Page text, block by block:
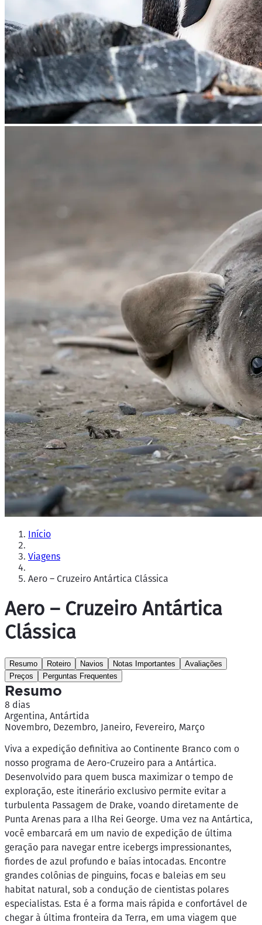
Início
Viagens
Aero – Cruzeiro Antártica Clássica
Aero – Cruzeiro Antártica
Clássica
Resumo Roteiro Navios Notas Importantes
Avaliações
Preços
Perguntas Frequentes
Resumo
8 dias
Argentina, Antártida
Novembro, Dezembro, Janeiro, Fevereiro, Março
Viva a expedição definitiva ao Continente Branco com o
nosso programa de Aero-Cruzeiro para a Antártica.
Desenvolvido para quem busca maximizar o tempo de
exploração, este itinerário exclusivo permite evitar a
turbulenta Passagem de Drake, voando diretamente de
Punta Arenas para a Ilha Rei George. Uma vez na Antártica,
você embarcará em um navio de expedição de última
geração para navegar entre icebergs impressionantes,
fiordes de azul profundo e baías intocadas. Encontre
grandes colônias de pinguins, focas e baleias em seu
habitat natural, sob a condução de cientistas polares
especialistas. Esta é a forma mais rápida e confortável de
chegar à última fronteira da Terra, em uma viagem que